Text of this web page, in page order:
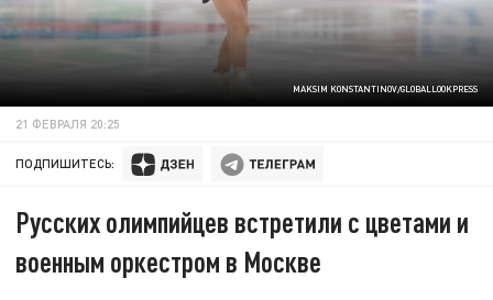
MAKSIM KONSTANTINOV/GLOBALLOOKPRESS
21 ФЕВРАЛЯ 20:25
ПОДПИШИТЕСЬ:
Русских олимпийцев встретили с цветами и
военным оркестром в Москве